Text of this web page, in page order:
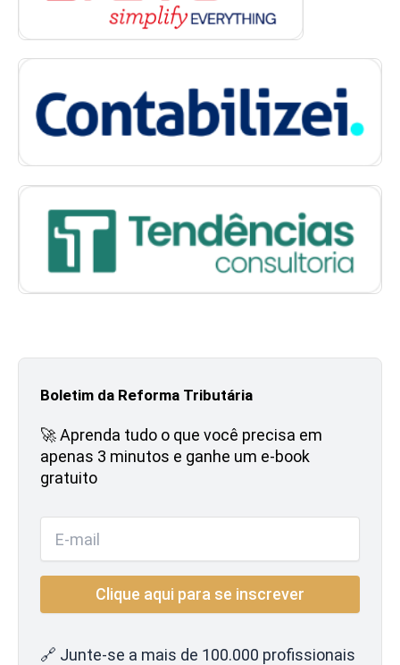
Boletim da Reforma Tributária
🚀 Aprenda tudo o que você precisa em
apenas 3 minutos e ganhe um e-book
gratuito
🔗 Junte-se a mais de 100.000 profissionais